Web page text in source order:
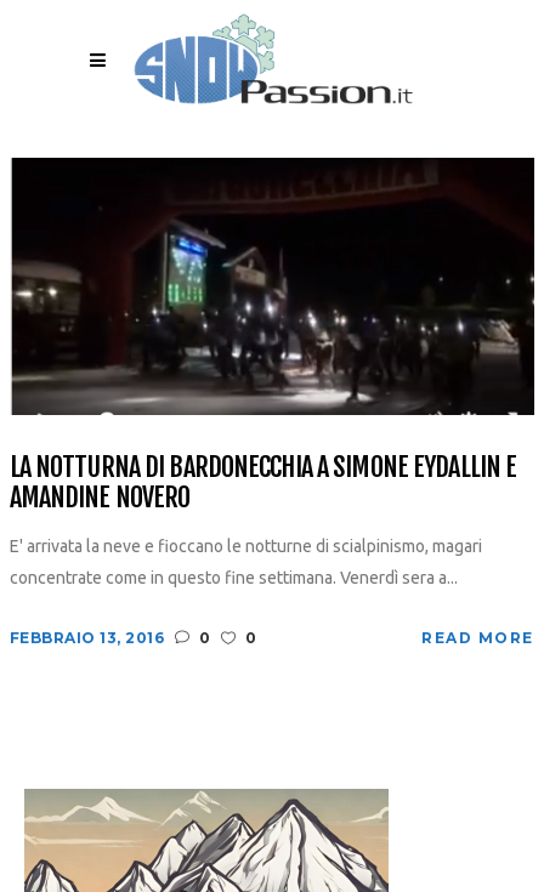
LA NOTTURNA DI BARDONECCHIA A SIMONE EYDALLIN E
AMANDINE NOVERO
E' arrivata la neve e fioccano le notturne di scialpinismo, magari
concentrate come in questo fine settimana. Venerdì sera a...
FEBBRAIO 13, 2016 0 0 READ MORE